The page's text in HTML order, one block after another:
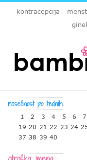
kontracepcija
1 2 3 4 5 6 7
19 20 21 22 23 24
37 38 39 40